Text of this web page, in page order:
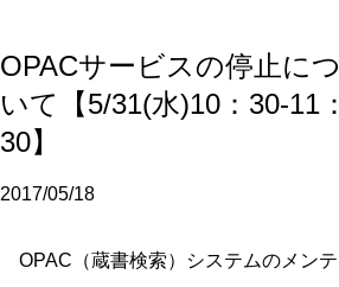
OPACサービスの停止につ
いて【5/31(水)10：30-11：
30】
2017/05/18
OPAC（蔵書検索）システムのメンテ